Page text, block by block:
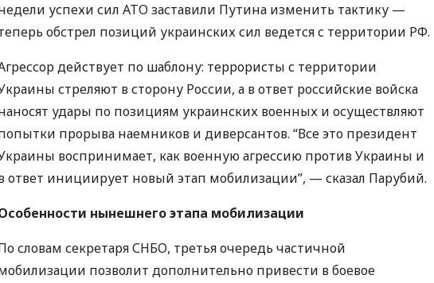
успехи сил АТО заставили Путина изменить тактику —
обстрел позиций украинских сил ведется с территории РФ.
действует по шаблону: террористы с территории
стреляют в сторону России, а в ответ российские войска
удары по позициям украинских военных и осуществляют
прорыва наемников и диверсантов. “Все это президент
воспринимает, как военную агрессию против Украины и
ответ инициирует новый этап мобилизации”, — сказал Парубий.
нынешнего этапа мобилизации
словам секретаряСНБО, третья очередь частичной
позволит дополнительно привести в боевое